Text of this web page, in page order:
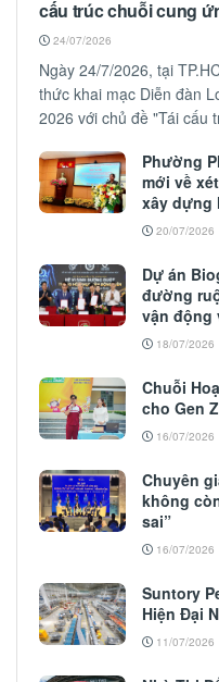
cấu trúc chuỗi cung
24/07/2026
Ngày 24/7/2026, tại
thức khai mạc Diễn đàn
2026 với chủ đề "Tái cấu
Phường
mới về
xây dựng
20/07/2026
Dự án
đường
vận động
18/07/2026
Chuỗi
cho Gen
16/07/2026
Chuyên
không
sai”
16/07/2026
Suntory
Hiện Đại
11/07/2026